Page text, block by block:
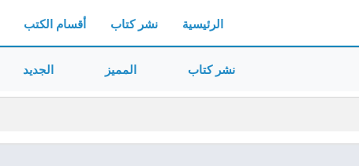
الرئيسية نشر كتاب أقسام الكتب
نشر كتاب المميز الجديد